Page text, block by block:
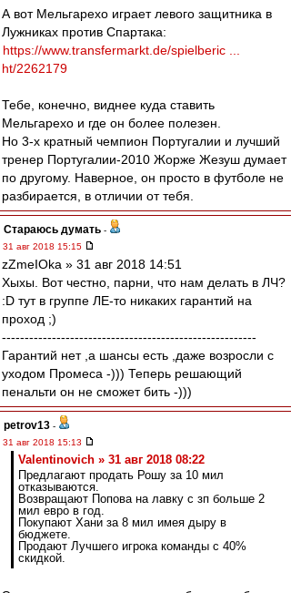
А вот Мельгарехо играет левого защитника в
Лужниках против Спартака:
https://www.transfermarkt.de/spielberic ...
ht/2262179
Тебе, конечно, виднее куда ставить
Мельгарехо и где он более полезен.
Но 3-х кратный чемпион Португалии и лучший
тренер Португалии-2010 Жорже Жезуш думает
по другому. Наверное, он просто в футболе не
разбирается, в отличии от тебя.
Стараюсь думать -
31 авг 2018 15:15
zZmeIOka » 31 авг 2018 14:51
Хыхы. Вот честно, парни, что нам делать в ЛЧ?
:D тут в группе ЛЕ-то никаких гарантий на
проход ;)
--------------------------------------------------------
Гарантий нет ,а шансы есть ,даже возросли с
уходом Промеса -))) Теперь решающий
пенальти он не сможет бить -)))
petrov13 -
31 авг 2018 15:13
Valentinovich » 31 авг 2018 08:22
Предлагают продать Рошу за 10 мил
отказываются.
Возвращают Попова на лавку с зп больше 2
мил евро в год.
Покупают Хани за 8 мил имея дыру в
бюджете.
Продают Лучшего игрока команды с 40%
скидкой.